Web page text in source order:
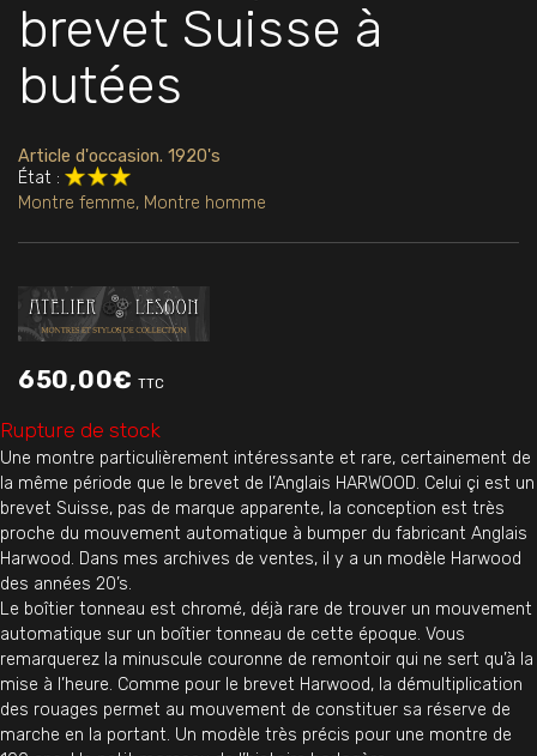
brevet Suisse à
butées
Article d'occasion. 1920's
État :
Montre femme, Montre homme
650,00€ TTC
Rupture de stock
Une montre particulièrement intéressante et rare, certainement de
la même période que le brevet de l’Anglais HARWOOD. Celui çi est un
brevet Suisse, pas de marque apparente, la conception est très
proche du mouvement automatique à bumper du fabricant Anglais
Harwood. Dans mes archives de ventes, il y a un modèle Harwood
des années 20’s.
Le boîtier tonneau est chromé, déjà rare de trouver un mouvement
automatique sur un boîtier tonneau de cette époque. Vous
remarquerez la minuscule couronne de remontoir qui ne sert qu’à la
mise à l’heure. Comme pour le brevet Harwood, la démultiplication
des rouages permet au mouvement de constituer sa réserve de
marche en la portant. Un modèle très précis pour une montre de